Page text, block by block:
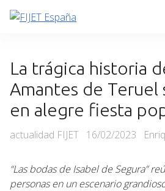
Skip
La trágica historia
Amantes de
en alegre fiesta
Categories
actualidad FIJET Posted
16/02/2023
“Las bodas de Isabel de Segura”
personas en un escenario